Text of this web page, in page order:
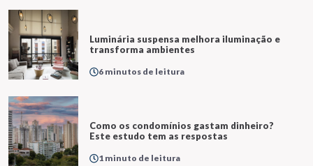
Luminária suspensa melhora iluminação e
transforma ambientes
6 minutos de leitura
Como os condomínios gastam dinheiro?
Este estudo tem as respostas
1 minuto de leitura